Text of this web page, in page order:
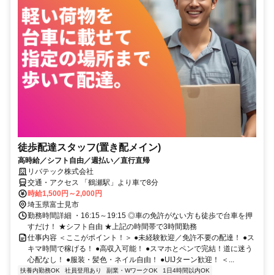
徒歩配達スタッフ(置き配メイン)
高時給／シフト自由／週払い／直行直帰
リバテック株式会社
交通・アクセス 「鶴瀬駅」より車で8分
時給1,500円～2,000円
埼玉県富士見市
勤務時間詳細 ・16:15～19:15 ◎車の免許がない方も徒歩で台車を押
すだけ！ ★シフト自由 ★上記の時間帯で3時間勤務
仕事内容 ＜ここがポイント！＞ ●未経験歓迎／免許不要の配達！ ●ス
キマ時間で稼げる！ ●高収入可能！ ●スマホとペンで完結！道に迷う
心配なし！ ●服装・髪色・ネイル自由！ ●UIJターン歓迎！ ＜...
扶養内勤務OK 社員登用あり 副業・WワークOK
1日4時間以内OK